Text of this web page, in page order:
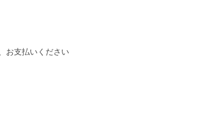
お支払いください